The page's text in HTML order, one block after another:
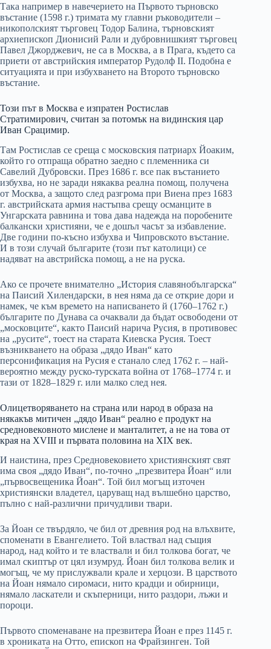
Така например в навечерието на Първото търновско
въстание (1598 г.) тримата му главни ръководители –
никополският търговец Тодор Балина, търновският
архиепископ Дионисий Рали и дубровнишкият търговец
Павел Джорджевич, не са в Москва, а в Прага, където са
приети от австрийския император Рудолф II. Подобна е
ситуацията и при избухването на Второто търновско
въстание.
Този път в Москва е изпратен Ростислав
Стратимирович, считан за потомък на видинския цар
Иван Срацимир.
Там Ростислав се среща с московския патриарх Йоаким,
който го отпраща обратно заедно с племенника си
Савелий Дубровски. През 1686 г. все пак въстанието
избухва, но не заради някаква реална помощ, получена
от Москва, а защото след разгрома при Виена през 1683
г. австрийската армия настъпва срещу османците в
Унгарската равнина и това дава надежда на поробените
балкански християни, че е дошъл часът за избавление.
Две години по-късно избухва и Чипровското въстание.
И в този случай българите (този път католици) се
надяват на австрийска помощ, а не на руска.
Ако се прочете внимателно „История славянобългарска“
на Паисий Хилендарски, в нея няма да се открие дори и
намек, че към времето на написването й (1760–1762 г.)
българите по Дунава са очаквали да бъдат освободени от
„московците“, както Паисий нарича Русия, в противовес
на „русите“, тоест на старата Киевска Русия. Тоест
възникването на образа „дядо Иван“ като
персонификация на Русия е станало след 1762 г. – най-
вероятно между руско-турската война от 1768–1774 г. и
тази от 1828–1829 г. или малко след нея.
Олицетворяването на страна или народ в образа на
някакъв митичен „дядо Иван“ реално е продукт на
средновековното мислене и манталитет, а не на това от
края на XVIII и първата половина на XIX век.
И наистина, през Средновековието християнският свят
има своя „дядо Иван“, по-точно „презвитера Йоан“ или
„първосвещеника Йоан“. Той бил могъщ източен
християнски владетел, царуващ над вълшебно царство,
пълно с най-различни причудливи твари.
За Йоан се твърдяло, че бил от древния род на влъхвите,
споменати в Евангелието. Той властвал над същия
народ, над който и те властвали и бил толкова богат, че
имал скиптър от цял изумруд. Йоан бил толкова велик и
могъщ, че му прислужвали крале и херцози. В царството
на Йоан нямало сиромаси, нито крадци и обирници,
нямало ласкатели и скъперници, нито раздори, лъжи и
пороци.
Първото споменаване на презвитера Йоан е през 1145 г.
в хрониката на Отто, епископ на Фрайзинген. Той